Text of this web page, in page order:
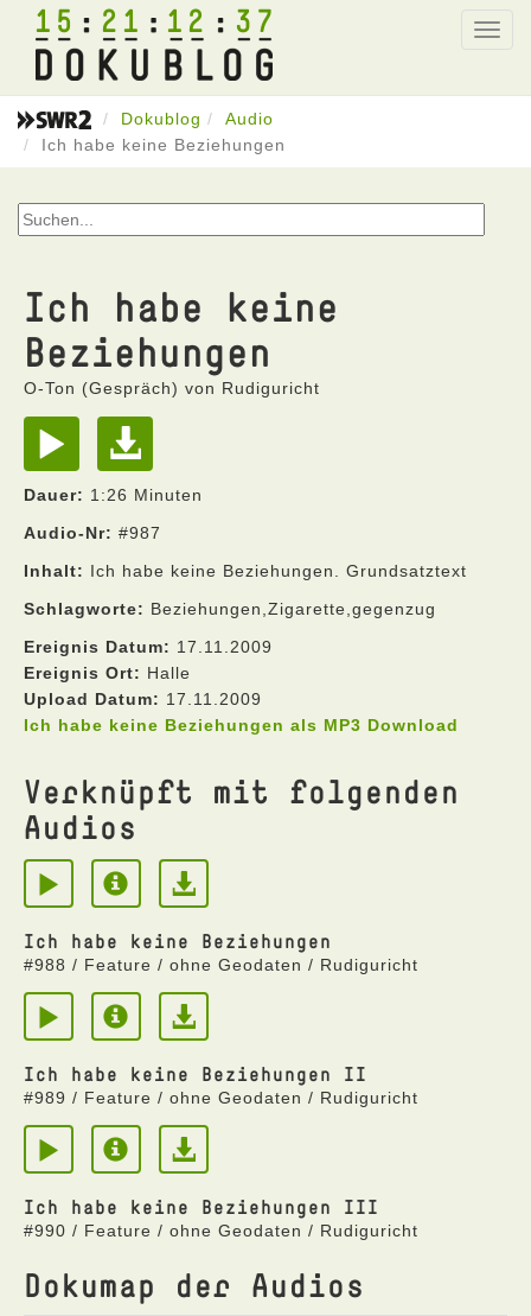
15 21 12 37
Dokublog
Audio
Ich habe keine Beziehungen
Ich habe keine
Beziehungen
O-Ton (Gespräch) von Rudiguricht
Dauer: 1:26 Minuten
Audio-Nr: #987
Inhalt: Ich habe keine Beziehungen. Grundsatztext
Schlagworte: Beziehungen,Zigarette,gegenzug
Ereignis Datum: 17.11.2009
Ereignis Ort: Halle
Upload Datum: 17.11.2009
Ich habe keine Beziehungen als MP3 Download
Verknüpft mit folgenden
Audios
Ich habe keine Beziehungen
#988 / Feature / ohne Geodaten / Rudiguricht
Ich habe keine Beziehungen II
#989 / Feature / ohne Geodaten / Rudiguricht
Ich habe keine Beziehungen III
#990 / Feature / ohne Geodaten / Rudiguricht
Dokumap der Audios